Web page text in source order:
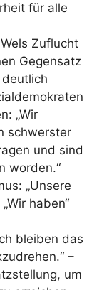
für alle
Zuflucht
Gegensatz
„Wir
schwerster
und sind
worden.“
„Unsere
haben“
bleiben das
–
um